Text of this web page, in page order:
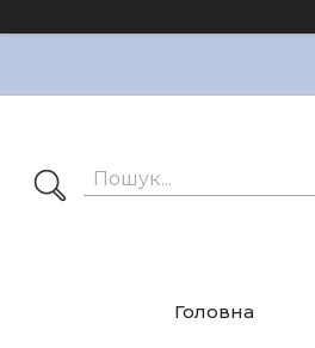
Головна